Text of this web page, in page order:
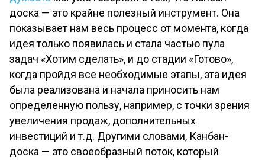
доска — это крайне полезный инструмент. Она
показывает нам весь процесс от момента, когда
идея только появилась и стала частью пула
задач «Хотим сделать», и до стадии «Готово»,
когда пройдя все необходимые этапы, эта идея
была реализована и начала приносить нам
определенную пользу, например, с точки зрения
увеличения продаж, дополнительных
инвестиций и т.д. Другими словами, Канбан-
доска — это своеобразный поток, который